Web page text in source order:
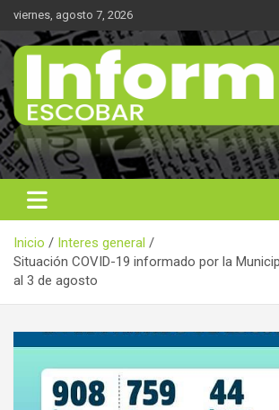
Saltar
contenido
viernes, agosto 7, 2026
Informe 21
Noticas reales
Inicio
Interes general
Situación COVID-19 informado por la
al 3 de agosto